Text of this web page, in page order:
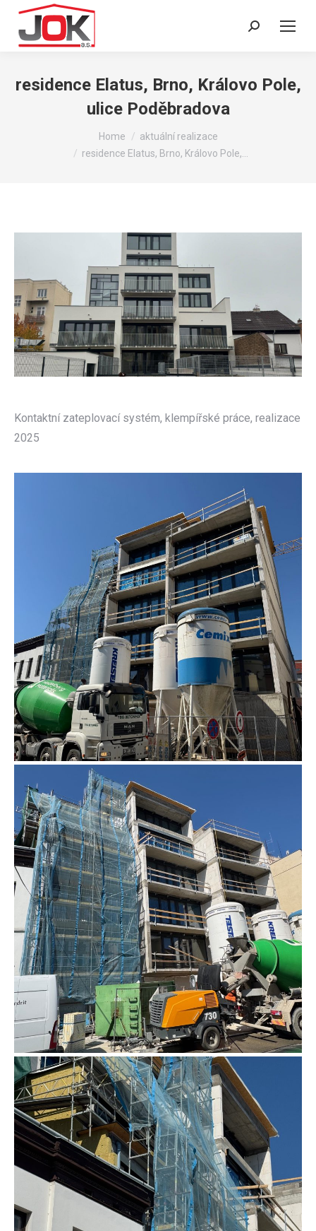
Search:
residence Elatus, Brno, Královo Pole,
ulice Poděbradova
Home
aktuální realizace
residence Elatus, Brno, Královo Pole,…
Kontaktní zateplovací systém, klempířské práce, realizace
2025